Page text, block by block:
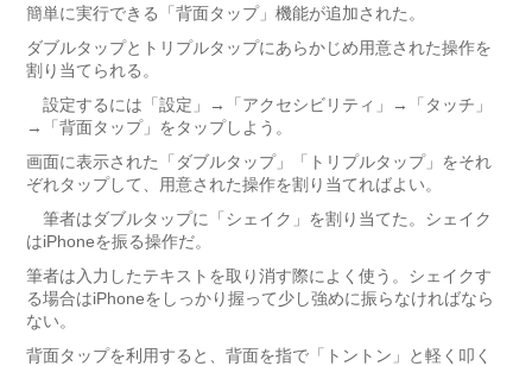
簡単に実行できる「背面タップ」機能が追加された。
ダブルタップとトリプルタップにあらかじめ用意された操作を
割り当てられる。
設定するには「設定」→「アクセシビリティ」→「タッチ」
→「背面タップ」をタップしよう。
画面に表示された「ダブルタップ」「トリプルタップ」をそれ
ぞれタップして、用意された操作を割り当てればよい。
筆者はダブルタップに「シェイク」を割り当てた。シェイク
はiPhoneを振る操作だ。
筆者は入力したテキストを取り消す際によく使う。シェイクす
る場合はiPhoneをしっかり握って少し強めに振らなければなら
ない。
背面タップを利用すると、背面を指で「トントン」と軽く叩く